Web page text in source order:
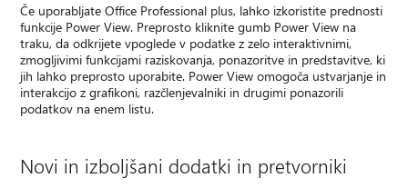
Če uporabljate Office Professional plus, lahko izkoristite prednosti
funkcije Power View. Preprosto kliknite gumb Power View na
traku, da odkrijete vpoglede v podatke z zelo interaktivnimi,
zmogljivimi funkcijami raziskovanja, ponazoritve in predstavitve, ki
jih lahko preprosto uporabite. Power View omogoča ustvarjanje in
interakcijo z grafikoni, razčlenjevalniki in drugimi ponazorili
podatkov na enem listu.
Novi in izboljšani dodatki in pretvorniki